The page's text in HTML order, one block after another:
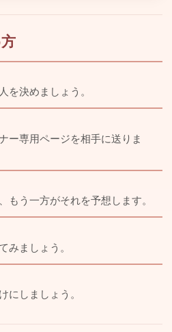
を決めましょう。
ー専用ページを相手に送りま
もう一方がそれを予想します。
みましょう。
にしましょう。